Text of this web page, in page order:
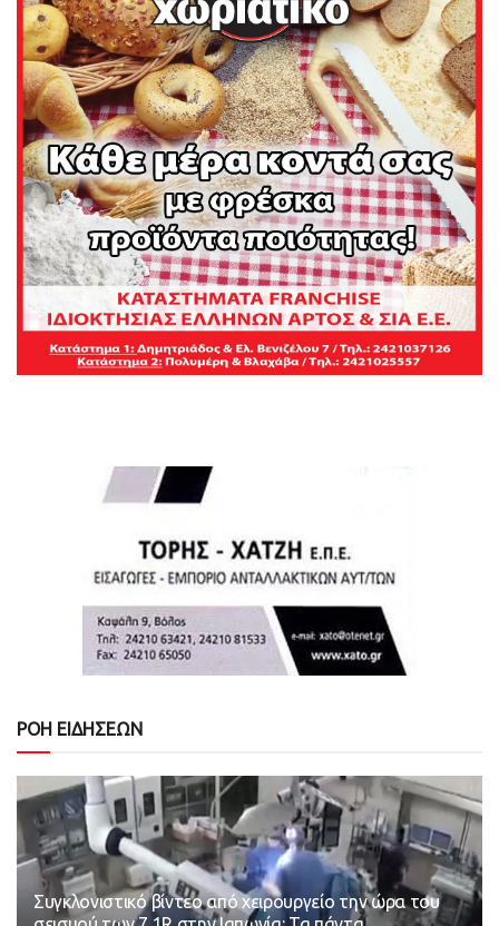
ΡΟΗ ΕΙΔΗΣΕΩΝ
Συγκλονιστικό βίντεο από χειρουργείο την ώρα του